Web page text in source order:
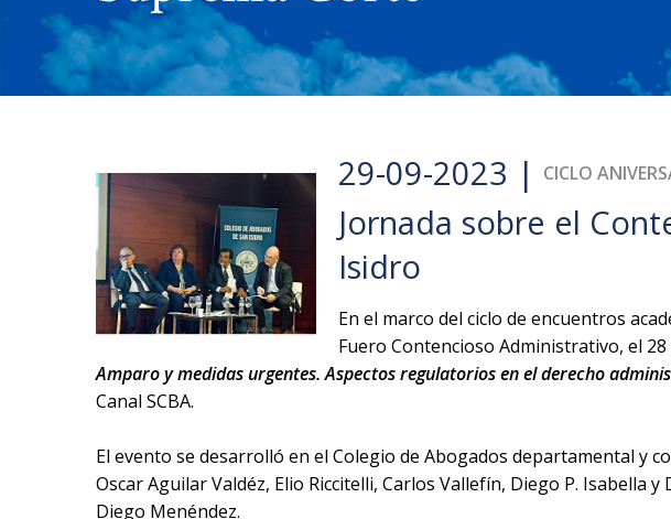
29-09-2023 | CICLO
Jornada sobre el
Isidro
En el marco del ciclo de encuentros
Fuero Contencioso Administrativo, el
Amparo y medidas urgentes. Aspectos regulatorios en el derecho
Canal SCBA.
El evento se desarrolló en el Colegio de Abogados departamental y
Oscar Aguilar Valdéz, Elio Riccitelli, Carlos Vallefín, Diego P. Isabella
Diego Menéndez.